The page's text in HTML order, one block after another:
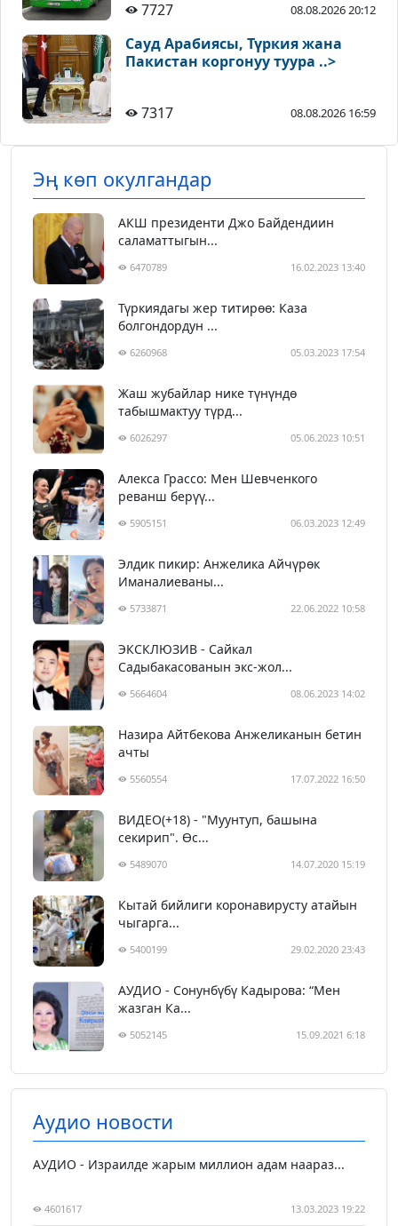
7727 08.08.2026 20:12
Сауд Арабиясы, Түркия жана
Пакистан коргонуу туура ..>
7317 08.08.2026 16:59
Эң көп окулгандар
АКШ президенти Джо Байдендиин
саламаттыгын...
6470789 16.02.2023 13:40
Түркиядагы жер титирөө: Каза
болгондордун ...
6260968 05.03.2023 17:54
Жаш жубайлар нике түнүндө
табышмактуу түрд...
6026297 05.06.2023 10:51
Алекса Грассо: Мен Шевченкого
реванш берүү...
5905151 06.03.2023 12:49
Элдик пикир: Анжелика Айчүрөк
Иманалиеваны...
5733871 22.06.2022 10:58
ЭКСКЛЮЗИВ - Сайкал
Садыбакасованын экс-жол...
5664604 08.06.2023 14:02
Назира Айтбекова Анжеликанын бетин
ачты
5560554 17.07.2022 16:50
ВИДЕО(+18) - "Муунтуп, башына
секирип". Өс...
5489070 14.07.2020 15:19
Кытай бийлиги коронавирусту атайын
чыгарга...
5400199 29.02.2020 23:43
АУДИО - Сонунбүбү Кадырова: “Мен
жазган Ка...
5052145 15.09.2021 6:18
Аудио новости
АУДИО - Израилде жарым миллион адам наараз...
4601617 13.03.2023 19:22